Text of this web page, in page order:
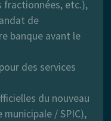
fractionnées, etc.),
de
banque avant le
des services
du nouveau
/ SPIC),